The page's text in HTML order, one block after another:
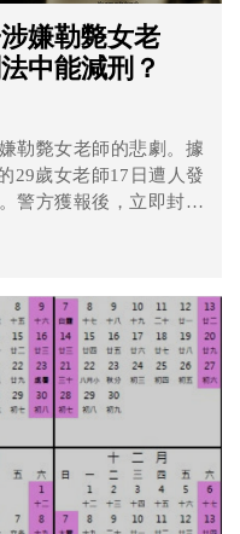
嫌勒斃女老
中能減刑？
勒斃女老師的悲劇。據
29歲女老師17日遭人發
警方獲報後，立即封鎖
涉有重嫌，動員眾多警
枝太細斷裂，當場被警